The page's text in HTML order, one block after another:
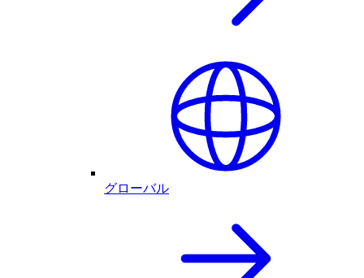
グローバル